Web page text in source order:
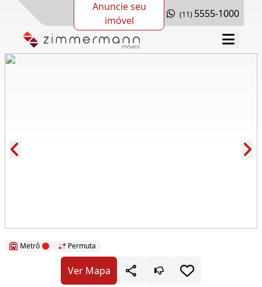
Anuncie seu
imóvel
(11) 5555-1000
Metrô Permuta
Ver Mapa